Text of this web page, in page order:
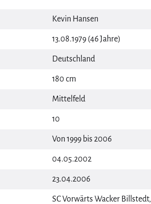
Kevin Hansen
13.08.1979 (46 Jahre)
Deutschland
180 cm
Mittelfeld
10
Von 1999 bis 2006
04.05.2002
23.04.2006
SC Vorwärts Wacker Billstedt,